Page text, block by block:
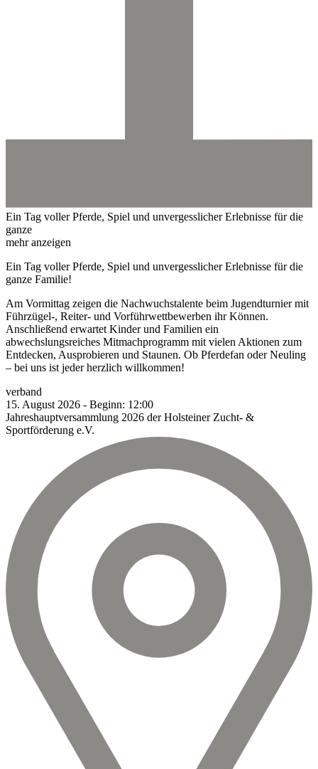
Ein Tag voller Pferde, Spiel und unvergesslicher Erlebnisse für die
ganze
mehr anzeigen
Ein Tag voller Pferde, Spiel und unvergesslicher Erlebnisse für die
ganze Familie!
Am Vormittag zeigen die Nachwuchstalente beim Jugendturnier mit
Führzügel-, Reiter- und Vorführwettbewerben ihr Können.
Anschließend erwartet Kinder und Familien ein
abwechslungsreiches Mitmachprogramm mit vielen Aktionen zum
Entdecken, Ausprobieren und Staunen. Ob Pferdefan oder Neuling
– bei uns ist jeder herzlich willkommen!
verband
15. August 2026 - Beginn: 12:00
Jahreshauptversammlung 2026 der Holsteiner Zucht- &
Sportförderung e.V.